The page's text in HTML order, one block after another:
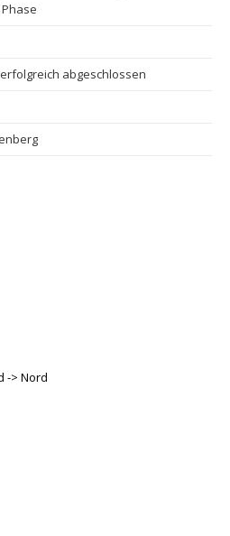
abgeschlossen
-> Nord